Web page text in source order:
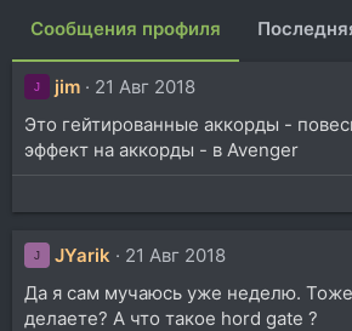
Сообщения профиля
J jim
21 Авг 2018
Это гейтированные аккорды -
эффект на аккорды - в Avenger
J JYarik
21 Авг 2018
Да я сам мучаюсь уже неделю.
делаете? А что такое hord gate ?